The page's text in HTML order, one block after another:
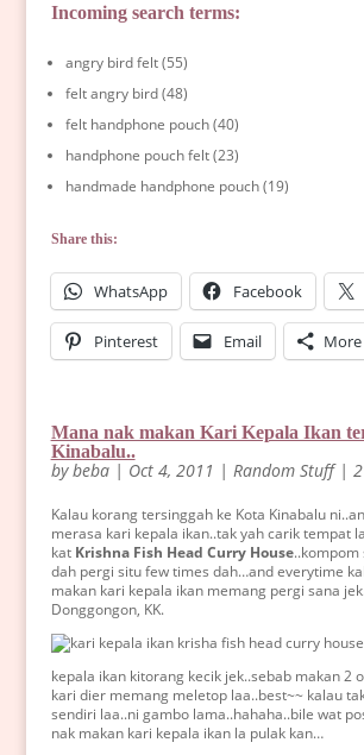
Incoming search terms:
angry bird felt (55)
felt angry bird (48)
felt handphone pouch (40)
handphone pouch felt (23)
handmade handphone pouch (19)
Share this:
WhatsApp Facebook
Pinterest Email More
Mana nak makan Kari Kepala Ikan
Kinabalu..
bybeba| Oct 4, 2011 | Random Stuff|
Kalau korang tersinggah ke Kota Kinabalu
merasa kari kepala ikan..tak yah carik tempat
kat Krishna Fish Head Curry House..kompom
dah pergi situ few times dah…and everytime
makan kari kepala ikan memang pergi sana
Donggongon, KK.
kepala ikan kitorang kecik jek..sebab makan 2
kari dier memang meletop laa..best~~ kalau
sendiri laa..ni gambo lama..hahaha..bile wat
nak makan kari kepala ikan la pulak kan…